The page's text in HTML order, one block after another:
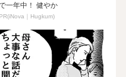
一年中！ 健やか
PR(iNova｜Hugkum)